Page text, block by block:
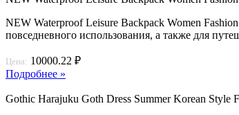
NEW Waterproof Leisure Backpack Women
повседневного использования, а также для
Цена: 10000.22 ₽
Подробнее »
Gothic Harajuku Goth Dress Summer Korean Style